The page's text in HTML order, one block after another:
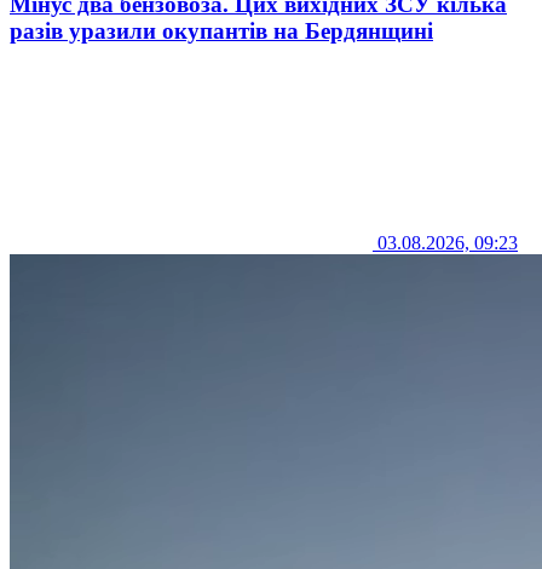
разів уразили окупантів на Бердянщині
03.08.2026, 09:23